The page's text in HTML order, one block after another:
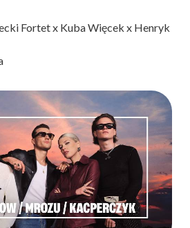
Fortet x Kuba Więcek x Henryk